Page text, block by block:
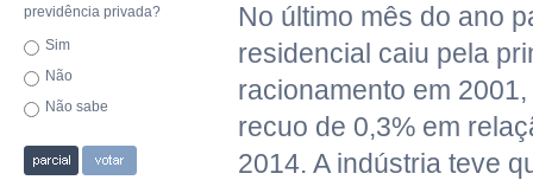
previdência privada?
Sim
Não
Não sabe
No último mês do ano
residencial caiu pela
racionamento em
recuo de 0,3% em
2014. A indústria teve